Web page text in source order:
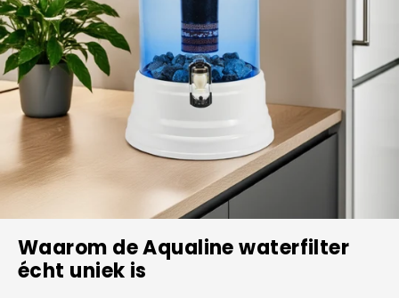
Waarom de Aqualine waterfilter
écht uniek is